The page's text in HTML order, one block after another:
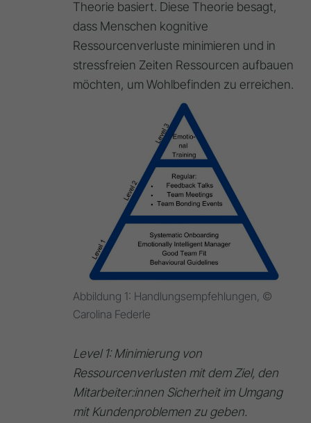
Theorie basiert. Diese Theorie besagt,
dass Menschen kognitive
Ressourcenverluste minimieren und in
stressfreien Zeiten Ressourcen aufbauen
möchten, um Wohlbefinden zu erreichen.
Abbildung 1: Handlungsempfehlungen, ©
Carolina Federle
Level 1: Minimierung von
Ressourcenverlusten mit dem Ziel, den
Mitarbeiter:innen Sicherheit im Umgang
mit Kundenproblemen zu geben.